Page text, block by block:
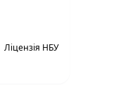
Ліцензія НБУ